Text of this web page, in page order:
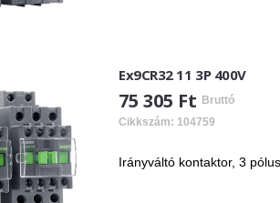
Ex9CR32 11 3P 400V
75 305 Ft Bruttó
Cikkszám: 104759
Irányváltó kontaktor, 3